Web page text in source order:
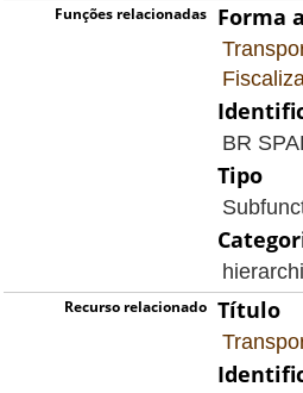
Funções relacionadas Forma
BR
Tipo
Recurso relacionado Título